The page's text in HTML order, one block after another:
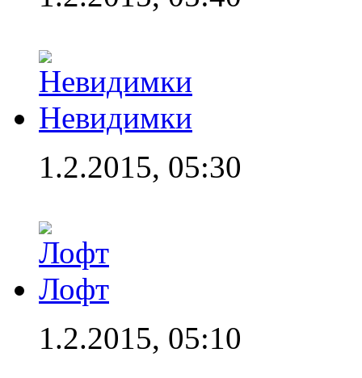
Невидимки
1.2.2015, 05:30
Лофт
1.2.2015, 05:10